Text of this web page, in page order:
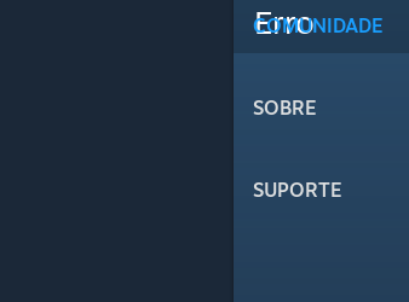
COMUNIDADE
SOBRE
SUPORTE
Erro